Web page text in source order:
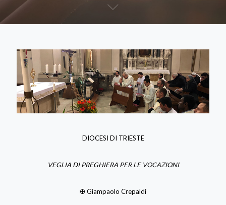
DIOCESI DI TRIESTE
VEGLIA DI PREGHIERA PER LE VOCAZIONI
✠ Giampaolo Crepaldi